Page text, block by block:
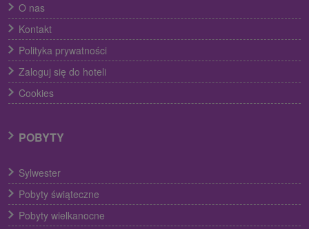
O nas
Kontakt
Polityka prywatności
Zaloguj się do hoteli
Cookies
POBYTY
Sylwester
Pobyty świąteczne
Pobyty wielkanocne